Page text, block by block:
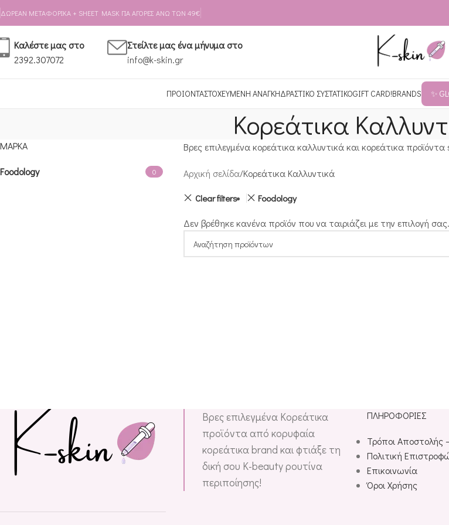
Skip to navigation
Skip to main content
ΔΩΡΕΑΝ ΜΕΤΑΦΟΡΙΚΑ + SHEET MASK ΓΙΑ ΑΓΟΡΕΣ ΑΝΩ ΤΩΝ 49€
Καλέστε μας στο
2392.307072
Στείλτε μας ένα μήνυμα στο
info@k-skin.gr
ΠΡΟΙΟΝΤΑΣΤΟΧΕΥΜΕΝΗ ΑΝΑΓΚΗΔΡΑΣΤΙΚΟ ΣΥΣΤΑΤΙΚΟGIFT CARD!BRANDS ✨
Κορεάτικα
ΜΆΡΚΑ
Foodology 0
Βρες επιλεγμένα κορεάτικα καλλυντικά και κορεάτικα
Αρχική σελίδα Κορεάτικα Καλλυντικά
Clear filters Foodology
Δεν βρέθηκε κανένα προϊόν που να ταιριάζει με την επιλογή σας.
Βρες επιλεγμένα Κορεάτικα
προϊόντα από κορυφαία
κορεάτικα brand και φτιάξε τη
δική σου K-beauty ρουτίνα
περιποίησης!
ΠΛΗΡΟΦΟΡΊΕΣ
Τρόποι Αποστολής
Πολιτική
Επικοινωνία
Όροι Χρήσης